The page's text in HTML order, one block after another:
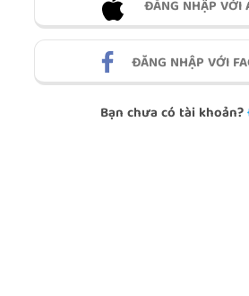
ĐĂNG NHẬP VỚI
ĐĂNG NHẬP VỚI
Bạn chưa có tài khoản?